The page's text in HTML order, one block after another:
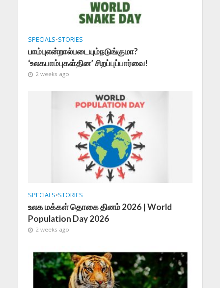
SPECIALS•STORIES
பாம்புஎன்றால்படையும்நடுங்குமா?
‘உலகபாம்புகள்தின’ சிறப்புப்பார்வை!
2 weeks ago
SPECIALS•STORIES
உலக மக்கள் தொகை தினம் 2026 | World
Population Day 2026
2 weeks ago